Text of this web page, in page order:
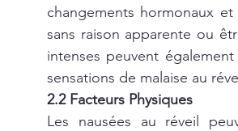
changements hormonaux
sans raison apparente ou
intenses peuvent
sensations de malaise au
2.2 Facteurs Physiques
Les nausées au réveil